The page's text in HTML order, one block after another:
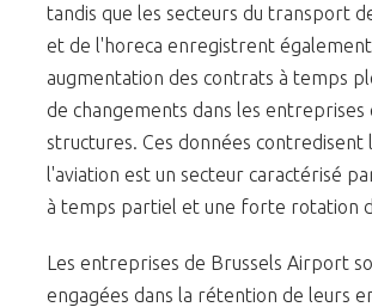
tandis que les secteurs du transport
et de l'horeca enregistrent
augmentation des contrats à temps
de changements dans les entreprises
structures. Ces données contredisent
l'aviation est un secteur caractérisé
à temps partiel et une forte rotation
Les entreprises de Brussels Airport
engagées dans la rétention de leurs